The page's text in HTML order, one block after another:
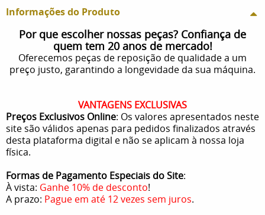
Informações do Produto
Por que escolher nossas peças? Confiança de
quem tem 20 anos de mercado!
Oferecemos peças de reposição de qualidade a um
preço justo, garantindo a longevidade da sua máquina.
VANTAGENS EXCLUSIVAS
Preços Exclusivos Online: Os valores apresentados neste
site são válidos apenas para pedidos finalizados através
desta plataforma digital e não se aplicam à nossa loja
física.
Formas de Pagamento Especiais do Site:
À vista: Ganhe 10% de desconto!
A prazo: Pague em até 12 vezes sem juros.